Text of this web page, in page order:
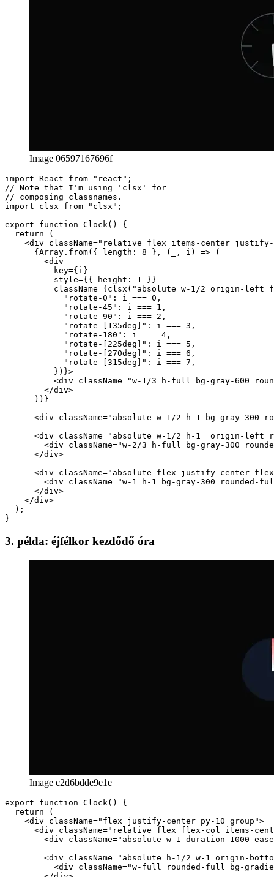
Image 06597167696f
import React from "react";
// Note that I'm using 'clsx' for
// composing classnames.
import clsx from "clsx";
export function Clock() {
<div className="relative flex items-center
      {Array.from({ length: 8 }, (_, i) => (
          key={i}
          style={{ height: 1 }}
className={clsx("absolute w-1/2 origin-left
            "rotate-0": i === 0,
            "rotate-45": i === 1,
            "rotate-90": i === 2,
            "rotate-[135deg]": i === 3,
            "rotate-180": i === 4,
            "rotate-[225deg]": i === 5,
            "rotate-[270deg]": i === 6,
            "rotate-[315deg]": i === 7,
<div className="w-1/3 h-full bg-gray-600
      ))}
<div className="absolute w-1/2 h-1 bg-gray-300
<div className="absolute w-1/2 h-1  origin-left
<div className="w-2/3 h-full bg-gray-300
      </div>
<div className="absolute flex justify-center
<div className="w-1 h-1 bg-gray-300 rounded-
    </div>
  );
Image c2d6bdde9e1e
export function Clock() {
    <div className="flex justify-center py-10 group">
<div className="relative flex flex-col items-
<div className="absolute w-1 duration-1000